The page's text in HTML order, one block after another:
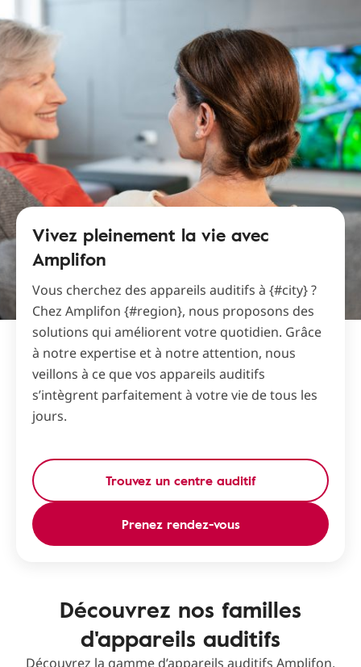
Vivez pleinement la vie avec
Amplifon
Vous cherchez des appareils auditifs à {#city} ?
Chez Amplifon {#region}, nous proposons des
solutions qui améliorent votre quotidien. Grâce
à notre expertise et à notre attention, nous
veillons à ce que vos appareils auditifs
s’intègrent parfaitement à votre vie de tous les
jours.
Trouvez un centre auditif
Prenez rendez-vous
Découvrez nos familles
d'appareils auditifs
Découvrez la gamme d’appareils auditifs Amplifon,